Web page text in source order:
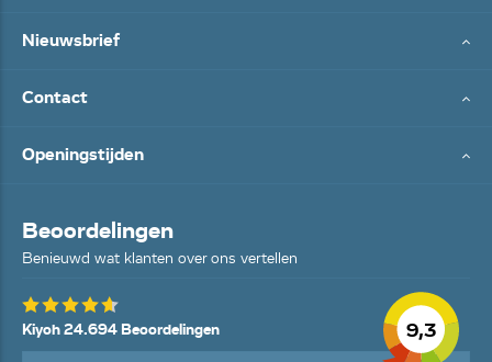
Nieuwsbrief
Contact
Openingstijden
Beoordelingen
Benieuwd wat klanten over ons vertellen
9,3
Kiyoh 24.694 Beoordelingen